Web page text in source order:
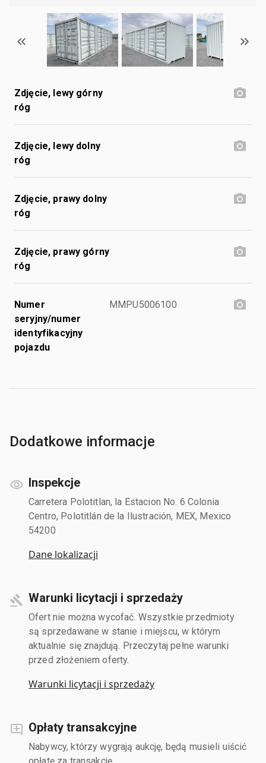
Zdjęcie, lewy górny
róg
Zdjęcie, lewy dolny
róg
Zdjęcie, prawy dolny
róg
Zdjęcie, prawy górny
róg
Numer
seryjny/numer
identyfikacyjny
pojazdu
MMPU5006100
Dodatkowe informacje
Inspekcje
Carretera Polotitlan, la Estacion No. 6 Colonia
Centro, Polotitlán de la Ilustración, MEX, Mexico
54200
Dane lokalizacji
Warunki licytacji i sprzedaży
Ofert nie można wycofać. Wszystkie przedmioty
są sprzedawane w stanie i miejscu, w którym
aktualnie się znajdują. Przeczytaj pełne warunki
przed złożeniem oferty.
Warunki licytacji i sprzedaży
Opłaty transakcyjne
Nabywcy, którzy wygrają aukcję, będą musieli uiścić